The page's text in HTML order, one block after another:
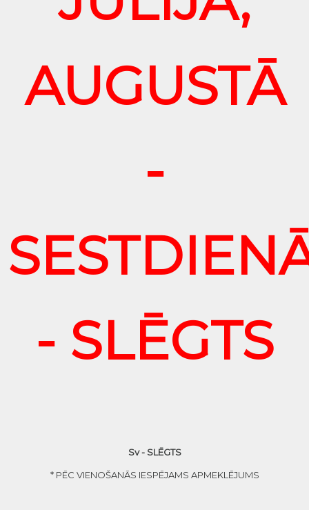
AUGUSTĀ
-
- SLĒGTS
Sv - SLĒGTS
* PĒC VIENOŠANĀS IESPĒJAMS APMEKLĒJUMS